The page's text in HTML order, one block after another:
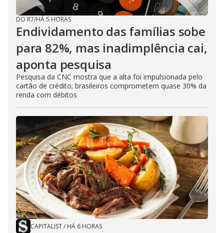
DO R7/HÁ 5 HORAS
Endividamento das famílias sobe
para 82%, mas inadimplência cai,
aponta pesquisa
Pesquisa da CNC mostra que a alta foi impulsionada pelo
cartão de crédito; brasileiros comprometem quase 30% da
renda com débitos
CAPITALIST/ HÁ 6 HORAS